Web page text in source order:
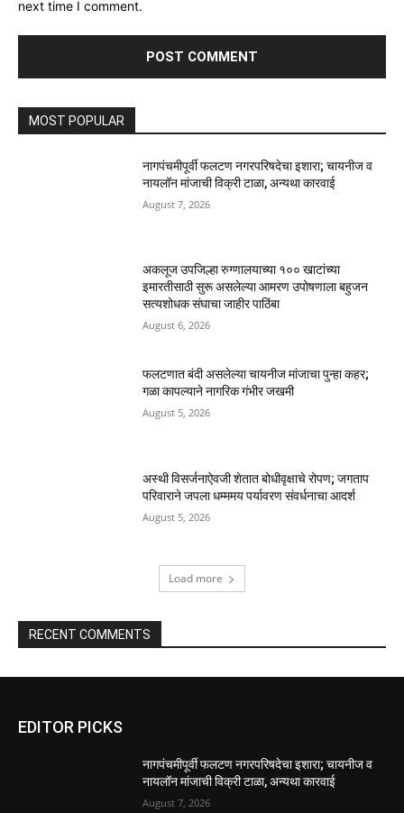
next time I comment.
MOST POPULAR
नागपंचमीपूर्वी फलटण नगरपरिषदेचा इशारा; चायनीज व
नायलॉन मांजाची विक्री टाळा, अन्यथा कारवाई
August 7, 2026
अकलूज उपजिल्हा रुग्णालयाच्या १०० खाटांच्या
इमारतीसाठी सुरू असलेल्या आमरण उपोषणाला बहुजन
सत्यशोधक संघाचा जाहीर पाठिंबा
August 6, 2026
फलटणात बंदी असलेल्या चायनीज मांजाचा पुन्हा कहर;
गळा कापल्याने नागरिक गंभीर जखमी
August 5, 2026
अस्थी विसर्जनाऐवजी शेतात बोधीवृक्षाचे रोपण; जगताप
परिवाराने जपला धम्ममय पर्यावरण संवर्धनाचा आदर्श
August 5, 2026
Load more
RECENT COMMENTS
EDITOR PICKS
नागपंचमीपूर्वी फलटण नगरपरिषदेचा इशारा; चायनीज व
नायलॉन मांजाची विक्री टाळा, अन्यथा कारवाई
August 7, 2026